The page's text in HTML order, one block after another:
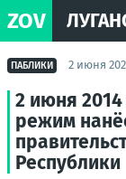
ZOV
ПАБЛИКИ 2 июня
2 июня 2014
режим
Республики